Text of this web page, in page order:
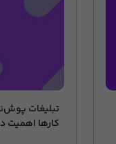
تبلیغات
کارها اهمیت